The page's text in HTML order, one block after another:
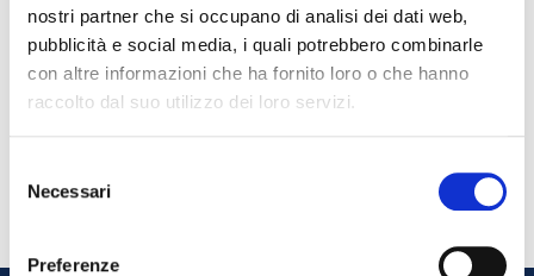
nostri partner che si occupano di analisi dei dati web,
pubblicità e social media, i quali potrebbero combinarle
con altre informazioni che ha fornito loro o che hanno
raccolto dal suo utilizzo dei loro servizi.
delNecessari
Preferenze
News